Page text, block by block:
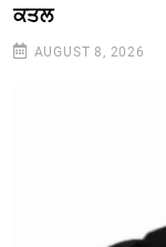
ਕਤਲ
AUGUST 8, 2026